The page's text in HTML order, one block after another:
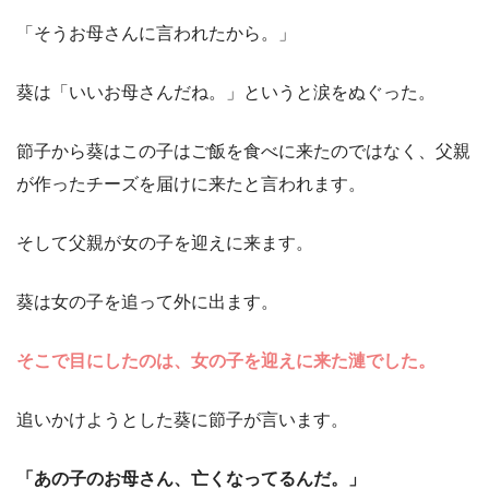
「そうお母さんに言われたから。」
葵は「いいお母さんだね。」というと涙をぬぐった。
節子から葵はこの子はご飯を食べに来たのではなく、父親
が作ったチーズを届けに来たと言われます。
そして父親が女の子を迎えに来ます。
葵は女の子を追って外に出ます。
そこで目にしたのは、女の子を迎えに来た漣でした。
追いかけようとした葵に節子が言います。
「あの子のお母さん、亡くなってるんだ。」